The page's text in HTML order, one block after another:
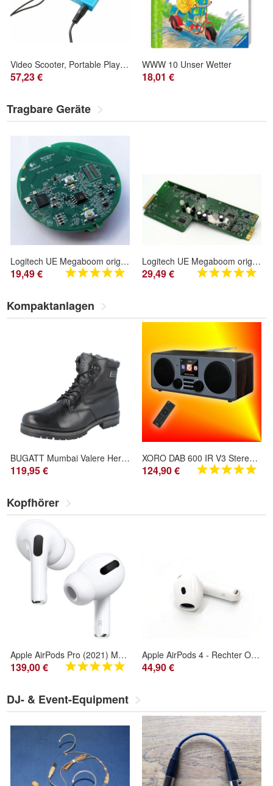
Video Scooter, Portable Player (blau, 16 GB, Bluetooth)
57,23 €
WWW 10 Unser Wetter
18,01 €
Tragbare Geräte
Logitech UE Megaboom original obere Ersatz-Platine, Leiterplatte, mit ON/ OFF
19,49 €
Logitech UE Megaboom original Ersatz-Haupt-Platine Leiterplatte Verstärker-Plat
29,49 €
Kompaktanlagen
BUGATT Mumbai Valere Herren Stiefel Schnürstiefel schwarz Glattleder Warmfutter
119,95 €
XORO DAB 600 IR V3 Stereo DAB+ Internet-Radio WLAN App Bluetooth Musik Streaming
124,90 €
Kopfhörer
Apple AirPods Pro (2021) MLWK3ZM/ A mit MagSafe Ladecase
139,00 €
Apple AirPods 4 - Rechter Ohrhörer (Einzeln) ohne ANC A3050 | Ersatzhörer
44,90 €
DJ- & Event-Equipment